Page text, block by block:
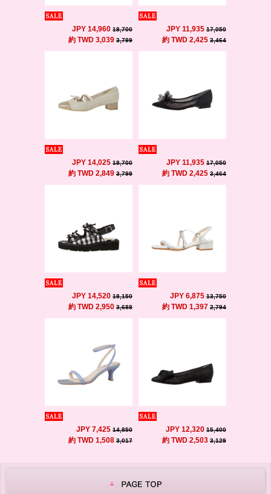
JPY 14,960 18,700
約 TWD 3,039 3,799
JPY 11,935 17,050
約 TWD 2,425 3,464
JPY 14,025 18,700
約 TWD 2,849 3,799
JPY 11,935 17,050
約 TWD 2,425 3,464
JPY 14,520 18,150
約 TWD 2,950 3,688
JPY 6,875 13,750
約 TWD 1,397 2,794
JPY 7,425 14,850
約 TWD 1,508 3,017
JPY 12,320 15,400
約 TWD 2,503 3,129